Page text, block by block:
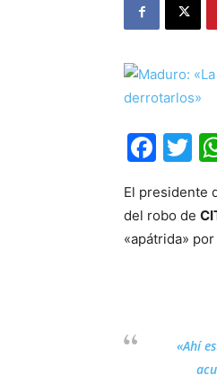
El presidente
del robo de
«apátrida»
«Ahí